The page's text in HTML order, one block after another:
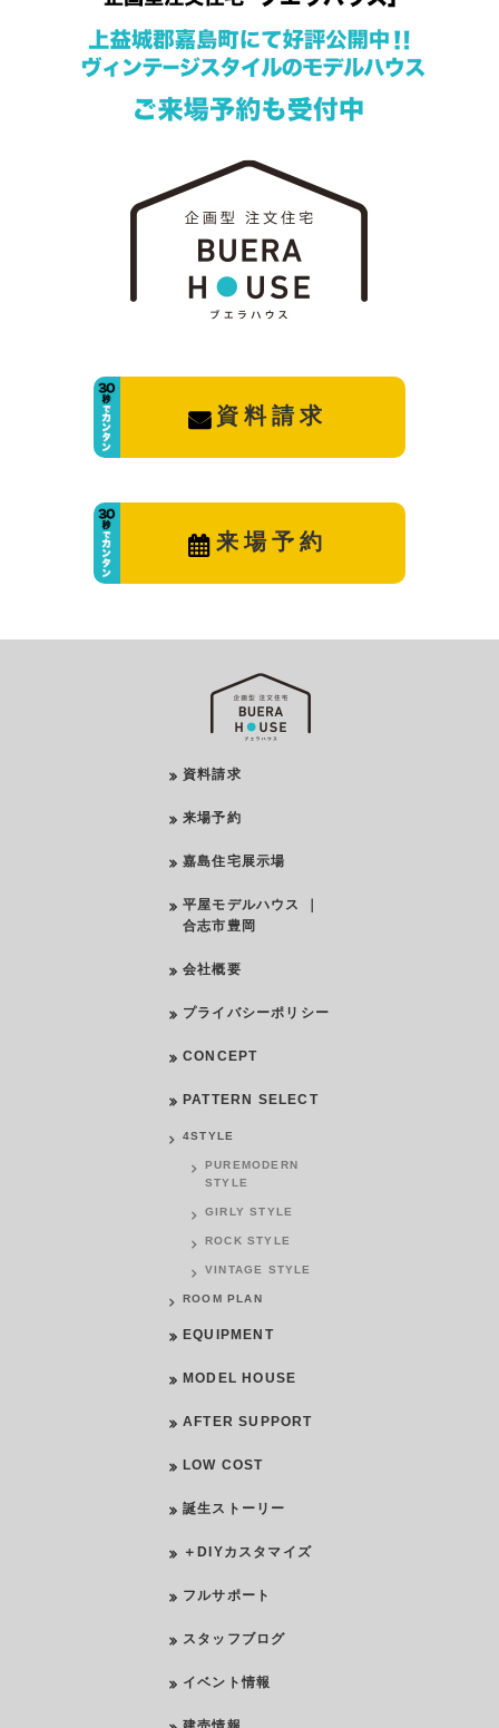
資料請求
来場予約
資料請求
来場予約
嘉島住宅展示場
平屋モデルハウス ｜
合志市豊岡
会社概要
プライバシーポリシー
CONCEPT
PATTERN SELECT
4STYLE
PUREMODERN
STYLE
GIRLY STYLE
ROCK STYLE
VINTAGE STYLE
ROOM PLAN
EQUIPMENT
MODEL HOUSE
AFTER SUPPORT
LOW COST
誕生ストーリー
＋DIYカスタマイズ
フルサポート
スタッフブログ
イベント情報